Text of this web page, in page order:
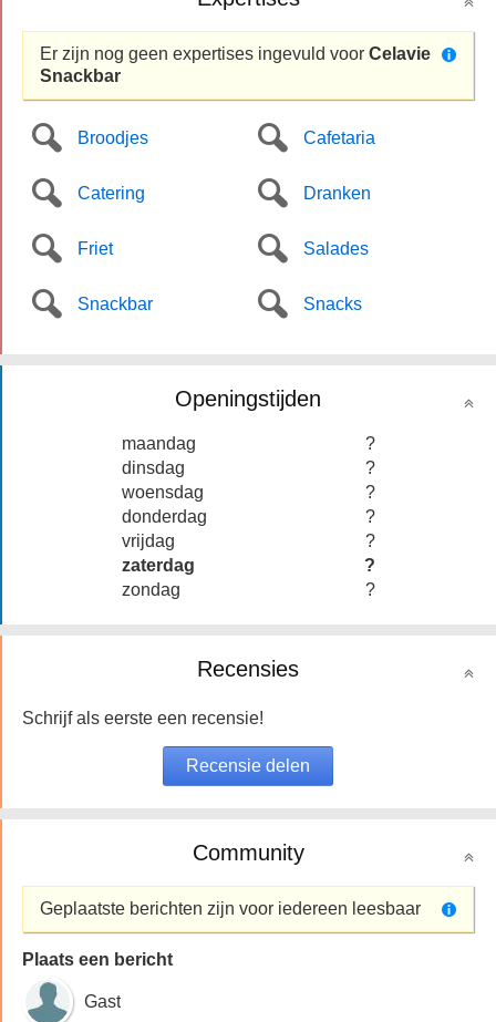
Er zijn nog geen expertises ingevuld voor Celavie
Snackbar
Broodjes Cafetaria
Catering Dranken
Friet Salades
Snackbar Snacks
Openingstijden
maandag
?
dinsdag
?
woensdag
?
donderdag
?
vrijdag
?
zaterdag
?
zondag
?
Recensies
Schrijf als eerste een recensie!
Community
Geplaatste berichten zijn voor iedereen leesbaar
Plaats een bericht
Gast